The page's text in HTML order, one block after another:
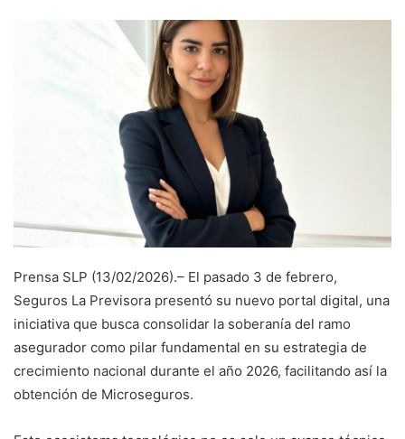
Prensa SLP (13/02/2026).– El pasado 3 de febrero,
Seguros La Previsora presentó su nuevo portal digital, una
iniciativa que busca consolidar la soberanía del ramo
asegurador como pilar fundamental en su estrategia de
crecimiento nacional durante el año 2026, facilitando así la
obtención de Microseguros.